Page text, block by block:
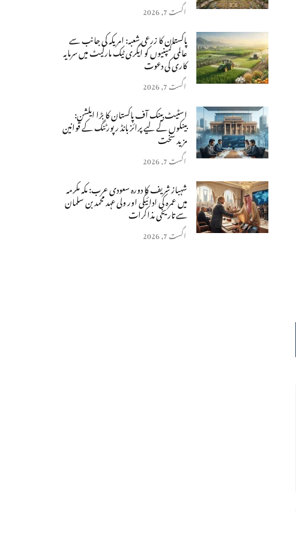
اگست 7, 2026
پاکستان کا زرعی شعبہ: امریکہ کی جانب سے
عالمی کمپنیوں کو ایگری ٹیک مارکیٹ میں سرمایہ
کاری کی دعوت
اگست 7, 2026
اسٹیٹ بینک آف پاکستان کا بڑا ایکشن:
بینکوں کے لیے پرائز بانڈ رپورٹنگ کے قوانین
مزید سخت
اگست 7, 2026
شہباز شریف کا دورہ سعودی عرب: مکہ مکرمہ
میں عمرہ کی ادائیگی اور ولی عہد محمد بن سلمان
سے تاریخی مذاکرات
اگست 7, 2026